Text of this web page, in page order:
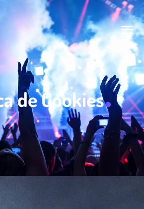
de Cookies.